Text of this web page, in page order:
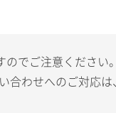
でご注意ください。
合わせへのご対応